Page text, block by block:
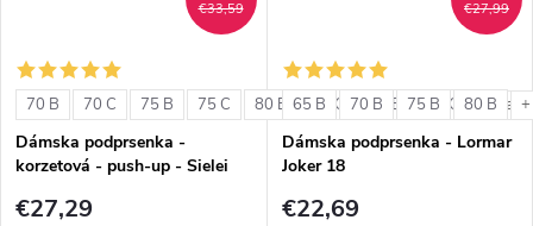
€33,59
70 B 70 C 75 B 75 C 80 B 80 C 85 B 85 C +
Dámska podprsenka -
korzetová - push-up - Sielei
€27,29
€27,99
65 B 70 B 75 B 80 B
Dámska podprsenka - Lormar
Joker 18
€22,69